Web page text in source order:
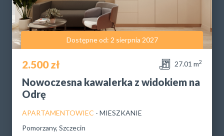
Dostępne od: 2 sierpnia 2027
2.500 zł 27.01 m2
Nowoczesna kawalerka z widokiem na
Odrę
APARTAMENTOWIEC - MIESZKANIE
Pomorzany, Szczecin